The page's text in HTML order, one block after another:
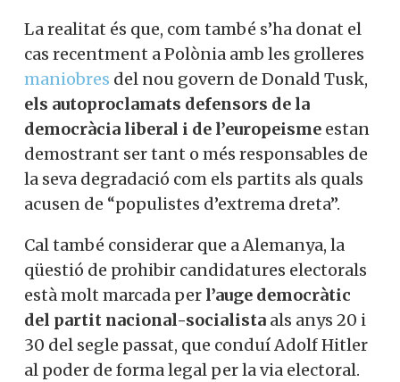
La realitat és que, com també s’ha donat el
cas recentment a Polònia amb les grolleres
maniobres del nou govern de Donald Tusk,
els autoproclamats defensors de la
democràcia liberal i de l’europeisme estan
demostrant ser tant o més responsables de
la seva degradació com els partits als quals
acusen de “populistes d’extrema dreta”.
Cal també considerar que a Alemanya, la
qüestió de prohibir candidatures electorals
està molt marcada per l’auge democràtic
del partit nacional-socialista als anys 20 i
30 del segle passat, que conduí Adolf Hitler
al poder de forma legal per la via electoral.